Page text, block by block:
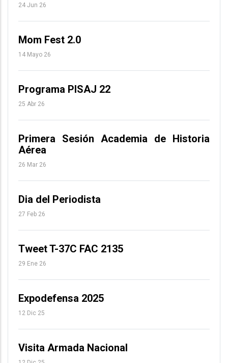
24 Jun 26
Mom Fest 2.0
14 Mayo 26
Programa PISAJ 22
25 Abr 26
Primera Sesión Academia de Historia
Aérea
26 Mar 26
Dia del Periodista
27 Feb 26
Tweet T-37C FAC 2135
29 Ene 26
Expodefensa 2025
12 Dic 25
Visita Armada Nacional